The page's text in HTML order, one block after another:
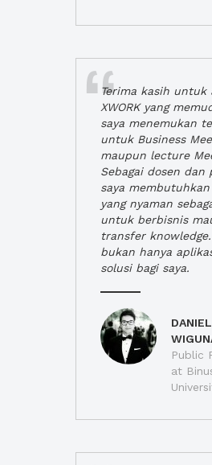
Terima kasih untuk
XWORK yang
saya menemukan
untuk Business
maupun lecture
Sebagai dosen dan
saya
yang nyaman
untuk berbisnis
transfer knowledge.
bukan hanya
solusi bagi saya.
DANIEL
Public
at